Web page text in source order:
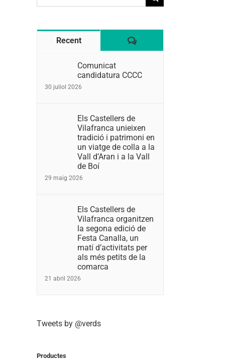
for:
Recent Comentaris
Comunicat
candidatura CCCC
30 juliol 2026
Els Castellers de
Vilafranca unieixen
tradició i patrimoni en
un viatge de colla a la
Vall d’Aran i a la Vall
de Boí
29 maig 2026
Els Castellers de
Vilafranca organitzen
la segona edició de
Festa Canalla, un
matí d’activitats per
als més petits de la
comarca
21 abril 2026
Tweets by @verds
Productes